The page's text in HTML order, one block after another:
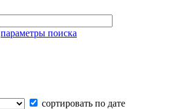
параметры поиска
сортировать по дате